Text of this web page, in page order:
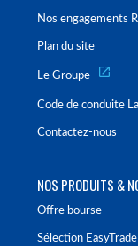
Nos engagements
Plan du site
Le Groupe
Code de conduite
Contactez-nous
NOS PRODUITS &
Offre bourse
Sélection EasyTrade